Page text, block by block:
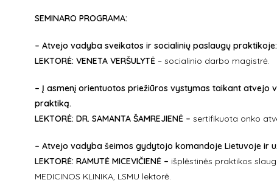
SEMINARO PROGRAMA:
– Atvejo vadyba sveikatos ir socialinių paslaugų
LEKTORĖ: VENETA VERŠULYTĖ– socialinio darbo magistrė.
– Į asmenį orientuotos priežiūros vystymas taikant
praktiką.
LEKTORĖ: DR. SAMANTA ŠAMREJIENĖ – sertifikuota onko
– Atvejo vadyba šeimos gydytojo komandoje Lietuvoje ir
LEKTORĖ: RAMUTĖ MICEVIČIENĖ – išplėstinės praktikos
MEDICINOS KLINIKA, LSMU lektorė.